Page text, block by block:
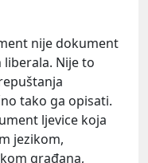
nije dokument
Nije to
tako ga opisati.
ljevice koja
jezikom,
građana,